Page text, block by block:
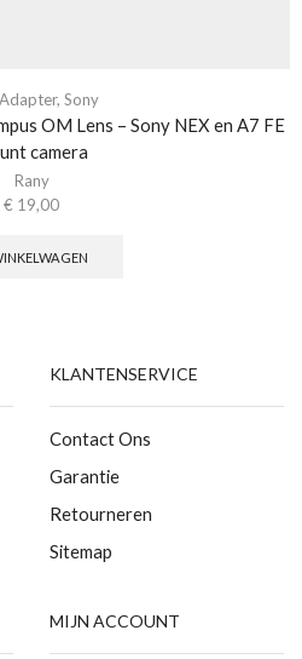
, Sony
OM Lens – Sony NEX en A7 FE
camera
Rany
€ 19,00
KLANTENSERVICE
Contact Ons
Garantie
Retourneren
Sitemap
MIJN ACCOUNT